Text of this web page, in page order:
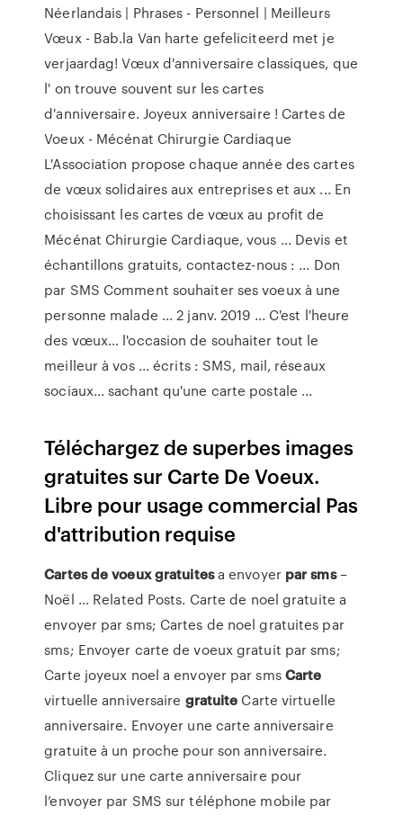
Néerlandais | Phrases - Personnel | Meilleurs
Vœux - Bab.la Van harte gefeliciteerd met je
verjaardag! Vœux d'anniversaire classiques, que
l' on trouve souvent sur les cartes
d'anniversaire. Joyeux anniversaire ! Cartes de
Voeux - Mécénat Chirurgie Cardiaque
L'Association propose chaque année des cartes
de vœux solidaires aux entreprises et aux ... En
choisissant les cartes de vœux au profit de
Mécénat Chirurgie Cardiaque, vous ... Devis et
échantillons gratuits, contactez-nous : ... Don
par SMS Comment souhaiter ses voeux à une
personne malade ... 2 janv. 2019 ... C'est l'heure
des vœux… l'occasion de souhaiter tout le
meilleur à vos ... écrits : SMS, mail, réseaux
sociaux… sachant qu'une carte postale ...
Téléchargez de superbes images
gratuites sur Carte De Voeux.
Libre pour usage commercial Pas
d'attribution requise
Cartesde voeux gratuitesa envoyer par sms–
Noël ... Related Posts. Carte de noel gratuite a
envoyer par sms; Cartes de noel gratuites par
sms; Envoyer carte de voeux gratuit par sms;
Carte joyeux noel a envoyer par smsCarte
virtuelle anniversaire gratuite Carte virtuelle
anniversaire. Envoyer une carte anniversaire
gratuite à un proche pour son anniversaire.
Cliquez sur une carte anniversaire pour
l’envoyer par SMS sur téléphone mobile par